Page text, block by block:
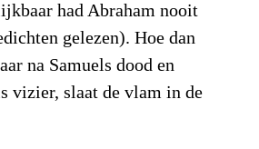
had Abraham nooit
gelezen). Hoe dan
na Samuels dood en
vizier, slaat de vlam in de